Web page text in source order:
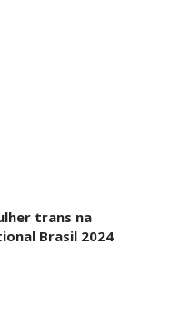
trans na
Brasil 2024